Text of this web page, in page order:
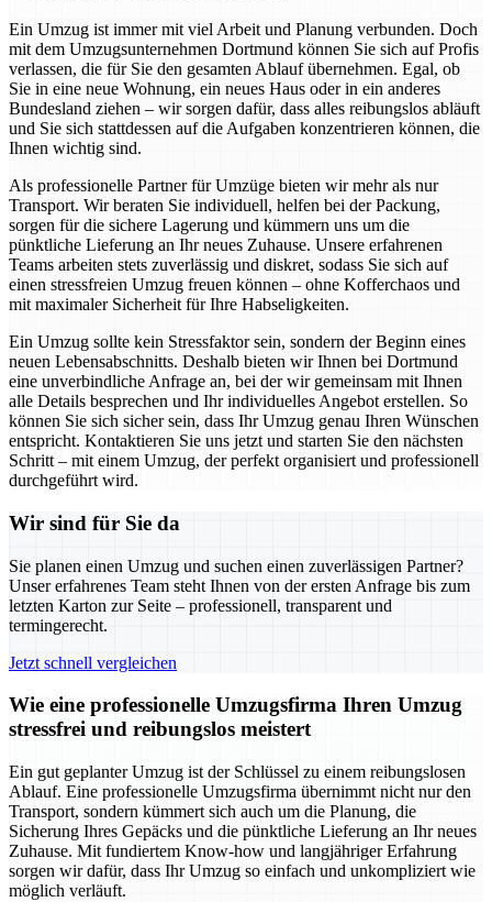
Ein Umzug ist immer mit viel Arbeit und Planung verbunden. Doch
mit dem Umzugsunternehmen Dortmund können Sie sich auf Profis
verlassen, die für Sie den gesamten Ablauf übernehmen. Egal, ob
Sie in eine neue Wohnung, ein neues Haus oder in ein anderes
Bundesland ziehen – wir sorgen dafür, dass alles reibungslos abläuft
und Sie sich stattdessen auf die Aufgaben konzentrieren können, die
Ihnen wichtig sind.
Als professionelle Partner für Umzüge bieten wir mehr als nur
Transport. Wir beraten Sie individuell, helfen bei der Packung,
sorgen für die sichere Lagerung und kümmern uns um die
pünktliche Lieferung an Ihr neues Zuhause. Unsere erfahrenen
Teams arbeiten stets zuverlässig und diskret, sodass Sie sich auf
einen stressfreien Umzug freuen können – ohne Kofferchaos und
mit maximaler Sicherheit für Ihre Habseligkeiten.
Ein Umzug sollte kein Stressfaktor sein, sondern der Beginn eines
neuen Lebensabschnitts. Deshalb bieten wir Ihnen bei Dortmund
eine unverbindliche Anfrage an, bei der wir gemeinsam mit Ihnen
alle Details besprechen und Ihr individuelles Angebot erstellen. So
können Sie sich sicher sein, dass Ihr Umzug genau Ihren Wünschen
entspricht. Kontaktieren Sie uns jetzt und starten Sie den nächsten
Schritt – mit einem Umzug, der perfekt organisiert und professionell
durchgeführt wird.
Wir sind für Sie da
Sie planen einen Umzug und suchen einen zuverlässigen Partner?
Unser erfahrenes Team steht Ihnen von der ersten Anfrage bis zum
letzten Karton zur Seite – professionell, transparent und
termingerecht.
Jetzt schnell vergleichen
Wie eine professionelle Umzugsfirma Ihren Umzug
stressfrei und reibungslos meistert
Ein gut geplanter Umzug ist der Schlüssel zu einem reibungslosen
Ablauf. Eine professionelle Umzugsfirma übernimmt nicht nur den
Transport, sondern kümmert sich auch um die Planung, die
Sicherung Ihres Gepäcks und die pünktliche Lieferung an Ihr neues
Zuhause. Mit fundiertem Know-how und langjähriger Erfahrung
sorgen wir dafür, dass Ihr Umzug so einfach und unkompliziert wie
möglich verläuft.